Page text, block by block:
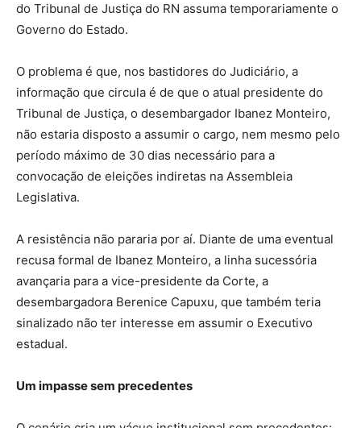
do Tribunal de Justiça do RN assuma temporariamente o
Governo do Estado.
O problema é que, nos bastidores do Judiciário, a
informação que circula é de que o atual presidente do
Tribunal de Justiça, o desembargador Ibanez Monteiro,
não estaria disposto a assumir o cargo, nem mesmo pelo
período máximo de 30 dias necessário para a
convocação de eleições indiretas na Assembleia
Legislativa.
A resistência não pararia por aí. Diante de uma eventual
recusa formal de Ibanez Monteiro, a linha sucessória
avançaria para a vice-presidente da Corte, a
desembargadora Berenice Capuxu, que também teria
sinalizado não ter interesse em assumir o Executivo
estadual.
Um impasse sem precedentes